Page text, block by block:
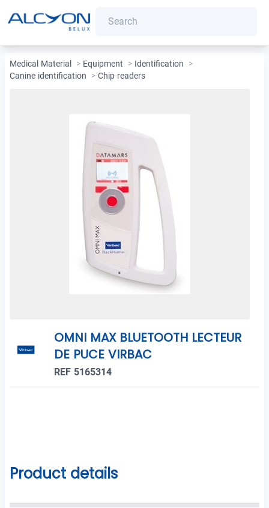
Medical Material > Equipment > Identification
>
Canine identification
> Chip readers
OMNI MAX BLUETOOTH LECTEUR
DE PUCE VIRBAC
REF 5165314
Product details